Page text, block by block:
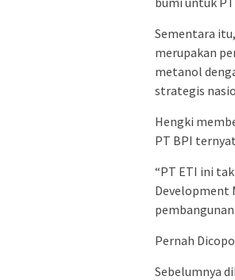
Sementara
merupakan
metanol
strategis
Hengki
PT BPI
“PT ETI ini
Development
Pernah
Sebelumnya